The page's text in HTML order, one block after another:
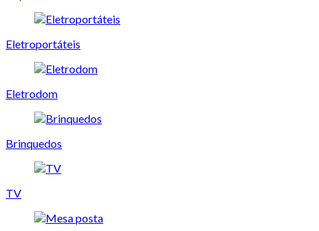
Eletroportáteis
Eletrodom
Brinquedos
TV